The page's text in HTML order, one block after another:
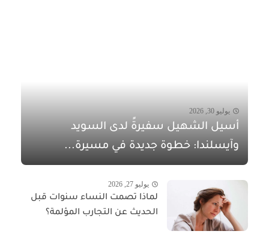
يوليو 30, 2026
أسيل الشهيل سفيرةً لدى السويد
وآيسلندا: خطوة جديدة في مسيرة...
يوليو 27, 2026
لماذا تصمت النساء سنوات قبل
الحديث عن التجارب المؤلمة؟